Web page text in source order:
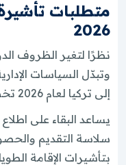
متطلبات تأشيرة
2026
نظرًا لتغير الظروف
وتبدّل السياسات
إلى تركيا لعام 2026 تخضع لتحديثات مستمرة.
يساعد البقاء على
سلاسة التقديم
بتأشيرات الإقامة